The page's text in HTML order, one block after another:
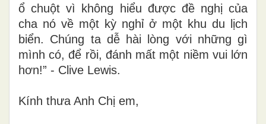
ổ chuột vì không hiểu được đề nghị của
cha nó về một kỳ nghỉ ở một khu du lịch
biển. Chúng ta dễ hài lòng với những gì
mình có, để rồi, đánh mất một niềm vui lớn
hơn!” - Clive Lewis.
Kính thưa Anh Chị em,